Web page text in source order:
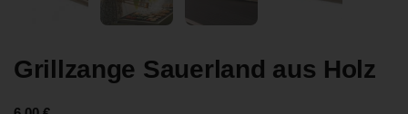
Grillzange Sauerland aus Holz